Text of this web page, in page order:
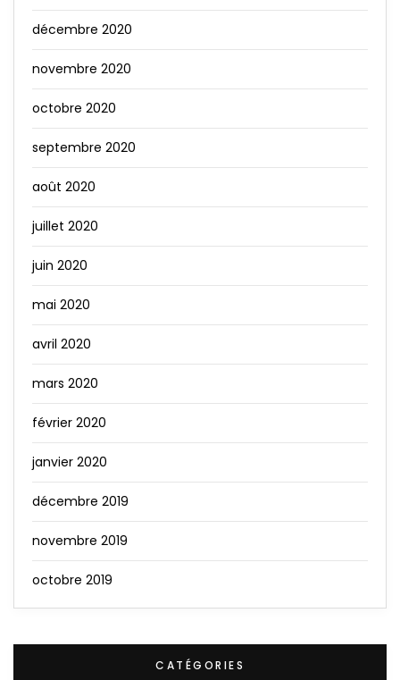
décembre 2020
novembre 2020
octobre 2020
septembre 2020
août 2020
juillet 2020
juin 2020
mai 2020
avril 2020
mars 2020
février 2020
janvier 2020
décembre 2019
novembre 2019
octobre 2019
CATÉGORIES